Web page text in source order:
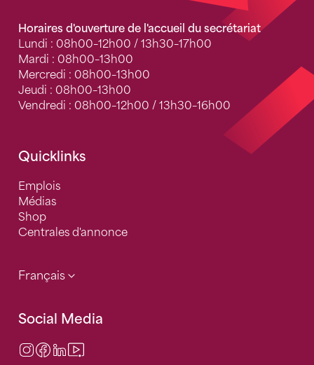
Horaires d'ouverture de l'accueil du secrétariat
Lundi : 08h00–12h00 / 13h30–17h00
Mardi : 08h00–13h00
Mercredi : 08h00–13h00
Jeudi : 08h00–13h00
Vendredi : 08h00–12h00 / 13h30–16h00
Quicklinks
Emplois
Médias
Shop
Centrales d'annonce
Français
Social Media
Instagram
Facebook
LinkedIn